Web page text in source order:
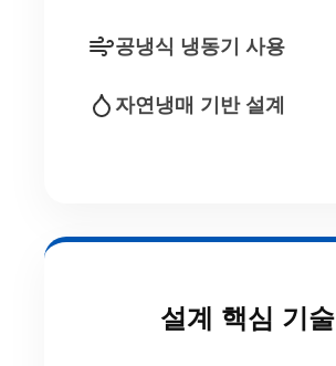
공냉식 냉동기 사용
자연냉매 기반 설계
설계 핵심 기술